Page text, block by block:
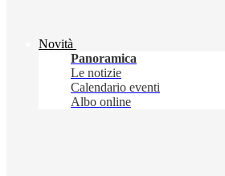
Novità
Panoramica
Le notizie
Calendario eventi
Albo online